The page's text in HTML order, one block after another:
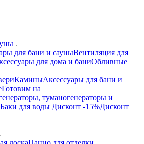
для бани и сауныВентиляция для
для дома и баниОбливные
КаминыАксессуары для бани и
Готовим на
туманогенераторы и
Баки для воды Дисконт -15%Дисконт